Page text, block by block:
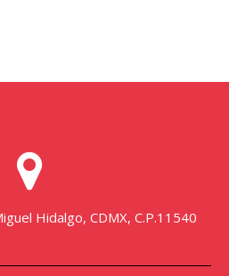
Hidalgo, CDMX, C.P.11540